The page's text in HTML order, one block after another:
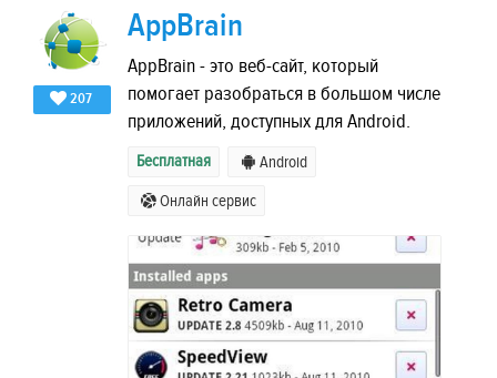
207
AppBrain
AppBrain - это веб-сайт, который
помогает разобраться в большом числе
приложений, доступных для Android.
Бесплатная Android
Онлайн сервис